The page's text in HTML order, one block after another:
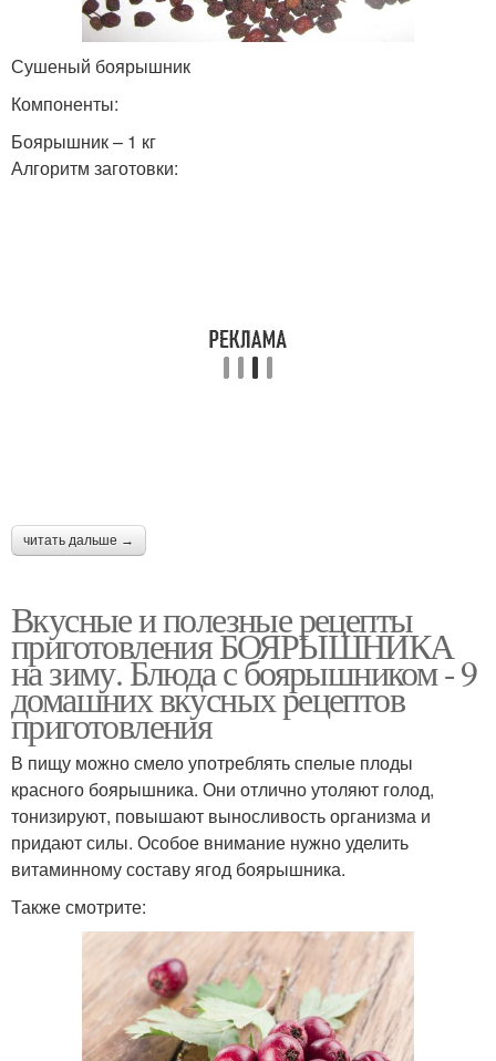
Сушеный боярышник
Компоненты:
Боярышник – 1 кг
Алгоритм заготовки:
читать дальше →
Вкусные и полезные рецепты
приготовления БОЯРЫШНИКА
на зиму. Блюда с боярышником - 9
домашних вкусных рецептов
приготовления
В пищу можно смело употреблять спелые плоды
красного боярышника. Они отлично утоляют голод,
тонизируют, повышают выносливость организма и
придают силы. Особое внимание нужно уделить
витаминному составу ягод боярышника.
Также смотрите: